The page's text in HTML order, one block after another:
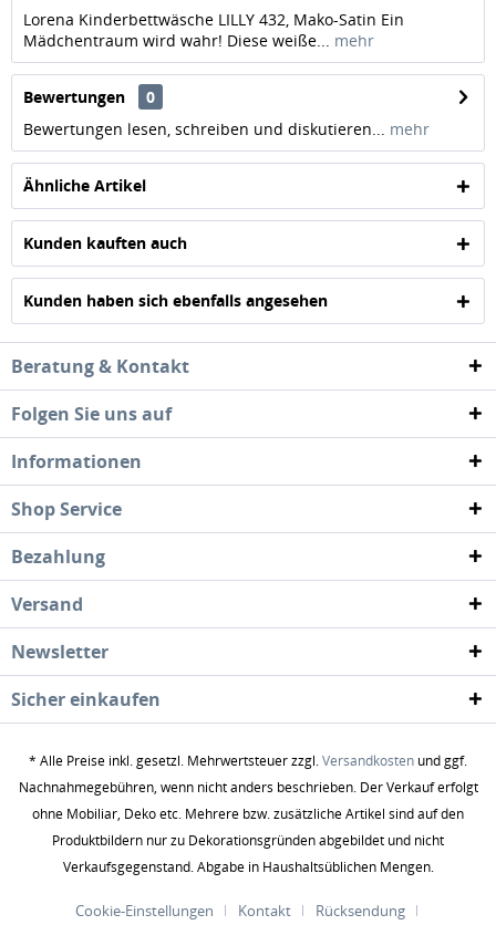
Lorena Kinderbettwäsche LILLY 432, Mako-Satin Ein
Mädchentraum wird wahr! Diese weiße... mehr
Bewertungen
0
Bewertungen lesen, schreiben und diskutieren... mehr
Ähnliche Artikel
Kunden kauften auch
Kunden haben sich ebenfalls angesehen
Beratung & Kontakt
Folgen Sie uns auf
Informationen
Shop Service
Bezahlung
Versand
Newsletter
Sicher einkaufen
* Alle Preise inkl. gesetzl. Mehrwertsteuer zzgl.Versandkosten und ggf.
Nachnahmegebühren, wenn nicht anders beschrieben. Der Verkauf erfolgt
ohne Mobiliar, Deko etc. Mehrere bzw. zusätzliche Artikel sind auf den
Produktbildern nur zu Dekorationsgründen abgebildet und nicht
Verkaufsgegenstand. Abgabe in Haushaltsüblichen Mengen.
Cookie-Einstellungen Kontakt Rücksendung